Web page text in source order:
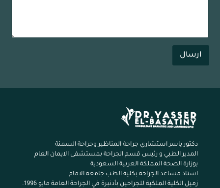
ارسال
دكتور ياسر استشاري جراحة المناظير وجراحة السمنة
المدير الطبي و رئيس قسم الجراحة بمستشفى الايمان العام
بوزارة الصحة المملكة العربية السعودية
استاذ مساعد الجراحة بكلية الطب جامعة الامام
زميل الكلية الملكية للجراحين بأدنبرة في الجراحة العامة مايو 1996.